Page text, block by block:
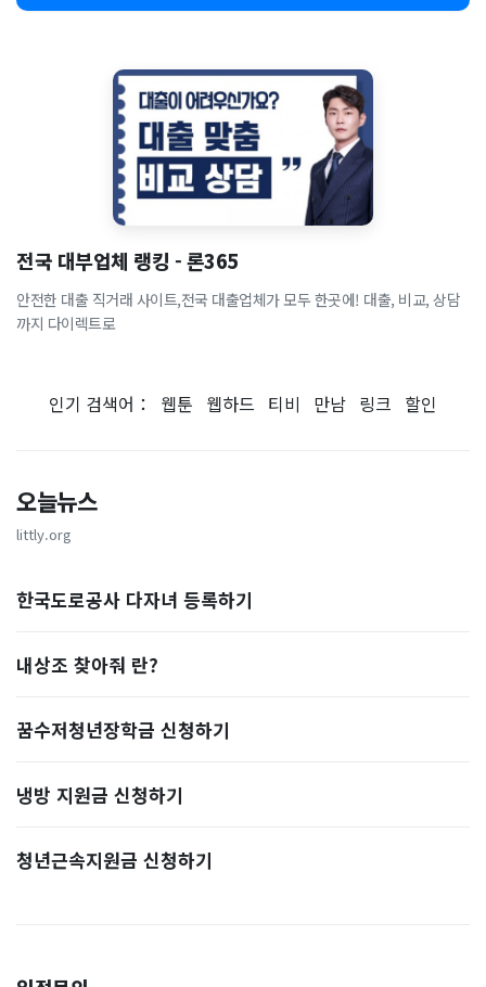
전국 대부업체 랭킹 - 론365
안전한 대출 직거래 사이트,전국 대출업체가 모두 한곳에! 대출, 비교, 상담
까지 다이렉트로
인기 검색어： 웹툰 웹하드 티비 만남 링크 할인
오늘뉴스
littly.org
한국도로공사 다자녀 등록하기
내상조 찾아줘 란?
꿈수저청년장학금 신청하기
냉방 지원금 신청하기
청년근속지원금 신청하기